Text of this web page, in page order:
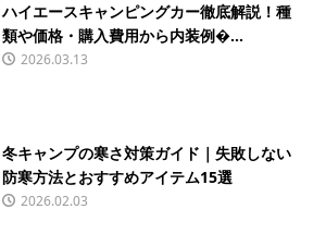
ハイエースキャンピングカー徹底解説！種
類や価格・購入費用から内装例�...
2026.03.13
冬キャンプの寒さ対策ガイド｜失敗しない
防寒方法とおすすめアイテム15選
2026.02.03